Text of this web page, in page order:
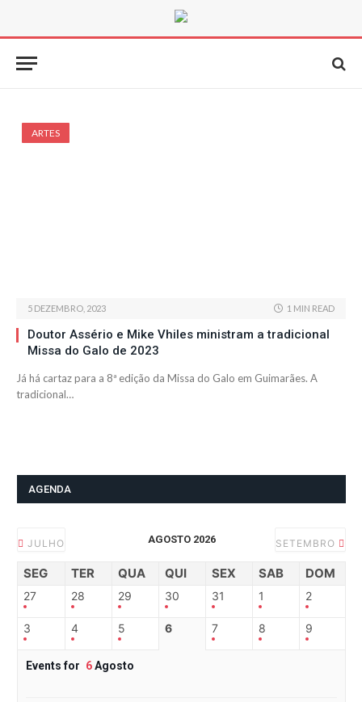
ARTES
5 DEZEMBRO, 2023 1 MIN READ
Doutor Assério e Mike Vhiles ministram a tradicional
Missa do Galo de 2023
Já há cartaz para a 8ª edição da Missa do Galo em Guimarães. A
tradicional…
AGENDA
JULHO AGOSTO 2026 SETEMBRO
SEG TER QUA QUI SEX SAB DOM
27 28 29 30 31 1 2
3 4 5 6 7 8 9
Events for 6Agosto